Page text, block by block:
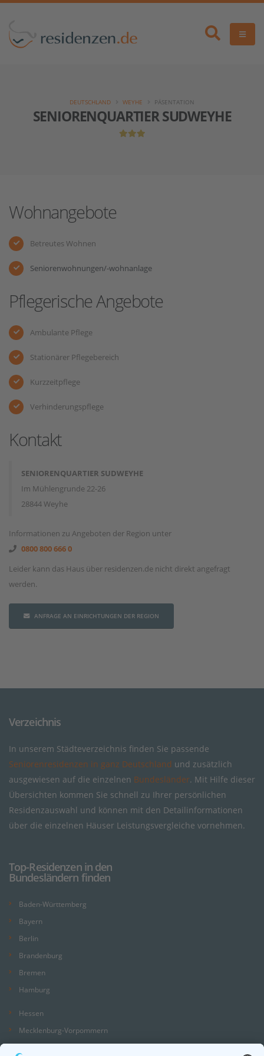
SENIORENQUARTIER SUDWEYHE
DEUTSCHLAND WEYHE PÄSENTATION
Wohnangebote
Betreutes Wohnen
Seniorenwohnungen/-wohnanlage
Pflegerische Angebote
Ambulante Pflege
Stationärer Pflegebereich
Kurzzeitpflege
Verhinderungspflege
Kontakt
SENIORENQUARTIER SUDWEYHE
Im Mühlengrunde 22-26
28844 Weyhe
Informationen zu Angeboten der Region unter
0800 800 666 0
Leider kann das Haus über residenzen.de nicht direkt angefragt
werden.
ANFRAGE AN EINRICHTUNGEN DER REGION
Verzeichnis
In unserem Städteverzeichnis finden Sie passende
Seniorenresidenzen in ganz Deutschland und zusätzlich
ausgewiesen auf die einzelnen Bundesländer. Mit Hilfe dieser
Übersichten kommen Sie schnell zu Ihrer persönlichen
Residenzauswahl und können mit den Detailinformationen
über die einzelnen Häuser Leistungsvergleiche vornehmen.
Top-Residenzen in den
Bundesländern finden
Baden-Württemberg
Bayern
Berlin
Brandenburg
Bremen
Hamburg
Hessen
Mecklenburg-Vorpommern
Niedersachsen